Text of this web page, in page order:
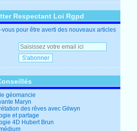
Respectant Loi Rgpd
vous pour être averti des nouveaux articles
géomancie
Maryn
des rêves avec Gilwyn
et partage
4D Hubert Brun